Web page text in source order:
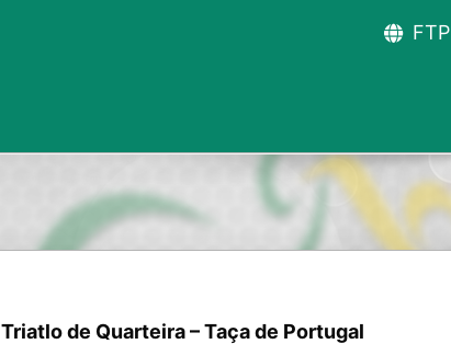
FTP
Triatlo de Quarteira – Taça de Portugal